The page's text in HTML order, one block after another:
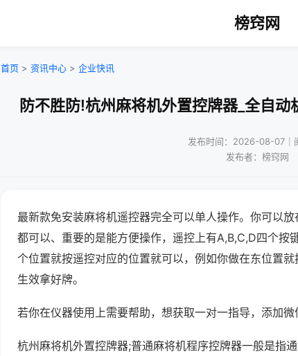
榜窍网
首页 > 资讯中心 > 企业快讯
防不胜防!杭州麻将机外置控牌器_全自
发布时间：2026-08-07｜
发布者：榜窍网
最新款免安装麻将机遥控器完全可以单人操作。你可以
都可以、重要的是能方便操作，遥控上有A,B,C,D四个按
个位置就按遥控对应的位置就可以，例如你做在东位置
生效拿好牌。
若你在仪器使用上需要帮助，想获取一对一指导，添加微
杭州麻将机外置控牌器;普通麻将机程序控牌器一般是指